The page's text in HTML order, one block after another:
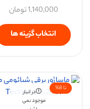
1,140,000تومان
انتخاب گزینه ها
تا 8%
در انبار
موجود نمی